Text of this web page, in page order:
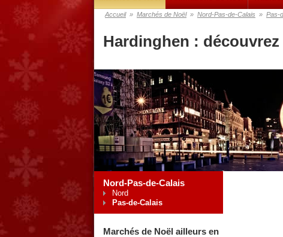
Accueil » Marchés de Noël » Nord-Pas-de-Calais » Pas-
Hardinghen :
Nord-Pas-de-Calais
Nord
Pas-de-Calais
Marchés de Noël ailleurs en